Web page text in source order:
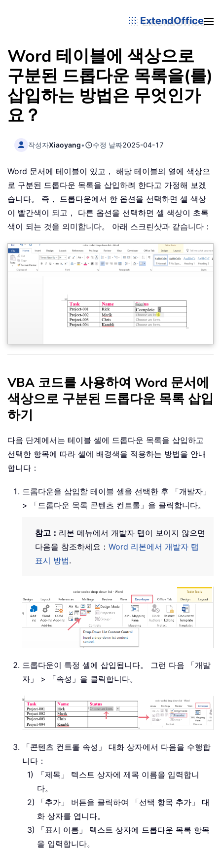
ExtendOffice
Word 테이블에 색상으로
구분된 드롭다운 목록을(를)
삽입하는 방법은 무엇인가
요？
작성자Xiaoyang• 수정 날짜2025-04-17
Word 문서에 테이블이 있고， 해당 테이블의 열에 색상으
로 구분된 드롭다운 목록을 삽입하려 한다고 가정해 보겠
습니다。 즉， 드롭다운에서 한 옵션을 선택하면 셀 색상
이 빨간색이 되고， 다른 옵션을 선택하면 셀 색상이 초록
색이 되는 것을 의미합니다。 아래 스크린샷과 같습니다：
VBA 코드를 사용하여 Word 문서에
색상으로 구분된 드롭다운 목록 삽입
하기
다음 단계에서는 테이블 셀에 드롭다운 목록을 삽입하고
선택한 항목에 따라 셀에 배경색을 적용하는 방법을 안내
합니다：
드롭다운을 삽입할 테이블 셀을 선택한 후 「개발자」
> 「드롭다운 목록 콘텐츠 컨트롤」을 클릭합니다。
참고： 리본 메뉴에서 개발자 탭이 보이지 않으면
다음을 참조하세요： Word 리본에서 개발자 탭
표시 방법.
드롭다운이 특정 셀에 삽입됩니다。 그런 다음 「개발
자」 > 「속성」을 클릭합니다。
「콘텐츠 컨트롤 속성」 대화 상자에서 다음을 수행합
니다：
「제목」 텍스트 상자에 제목 이름을 입력합니
다。
「추가」 버튼을 클릭하여 「선택 항목 추가」 대
화 상자를 엽니다。
「표시 이름」 텍스트 상자에 드롭다운 목록 항목
을 입력합니다。